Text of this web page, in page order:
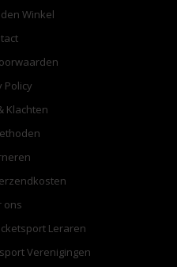
Winkel
Policy
Klachten
ons
Leraren
Verenigingen